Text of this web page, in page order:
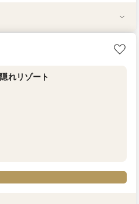
談会♪
回試食付
撮り特典付
エディング
付相談会
イーツ
れリゾート